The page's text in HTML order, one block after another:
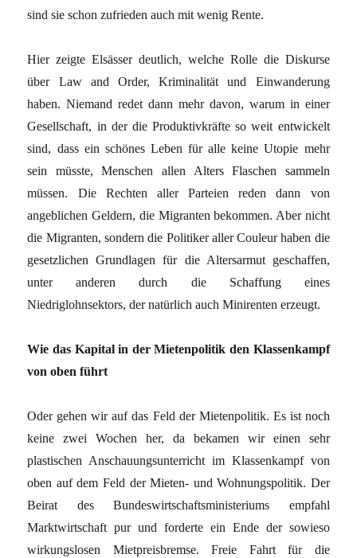
sind sie schon zufrieden auch mit wenig Rente.
Hier zeigte Elsässer deutlich, welche Rolle die Diskurse
über Law and Order, Kriminalität und Einwanderung
haben. Niemand redet dann mehr davon, warum in einer
Gesellschaft, in der die Produktivkräfte so weit entwickelt
sind, dass ein schönes Leben für alle keine Utopie mehr
sein müsste, Menschen allen Alters Flaschen sammeln
müssen. Die Rechten aller Parteien reden dann von
angeblichen Geldern, die Migranten bekommen. Aber nicht
die Migranten, sondern die Politiker aller Couleur haben die
gesetzlichen Grundlagen für die Altersarmut geschaffen,
unter anderen durch die Schaffung eines
Niedriglohnsektors, der natürlich auch Minirenten erzeugt.
Wie das Kapital in der Mietenpolitik den Klassenkampf
von oben führt
Oder gehen wir auf das Feld der Mietenpolitik. Es ist noch
keine zwei Wochen her, da bekamen wir einen sehr
plastischen Anschauungsunterricht im Klassenkampf von
oben auf dem Feld der Mieten- und Wohnungspolitik. Der
Beirat des Bundeswirtschaftsministeriums empfahl
Marktwirtschaft pur und forderte ein Ende der sowieso
wirkungslosen Mietpreisbremse. Freie Fahrt für die